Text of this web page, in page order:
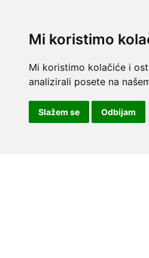
Mi koristimo
Mi koristimo kolačiće i
analizirali posete na
Slažem se Odbijam